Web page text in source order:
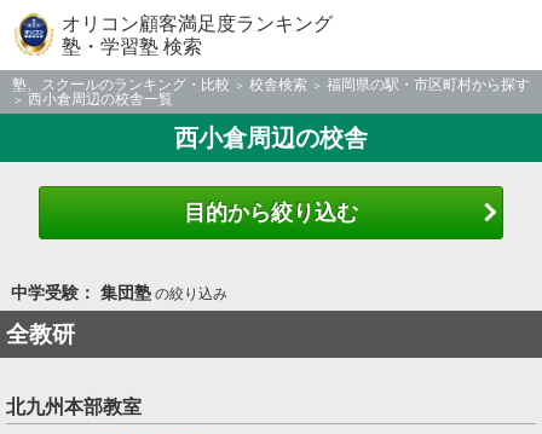
オリコン顧客満足度ランキング
塾・学習塾 検索
塾、スクールのランキング・比較 校舎検索
福岡県の駅・市区町村から探す
西小倉周辺の校舎一覧
西小倉周辺の校舎
目的から絞り込む
中学受験： 集団塾の絞り込み
全教研
北九州本部教室